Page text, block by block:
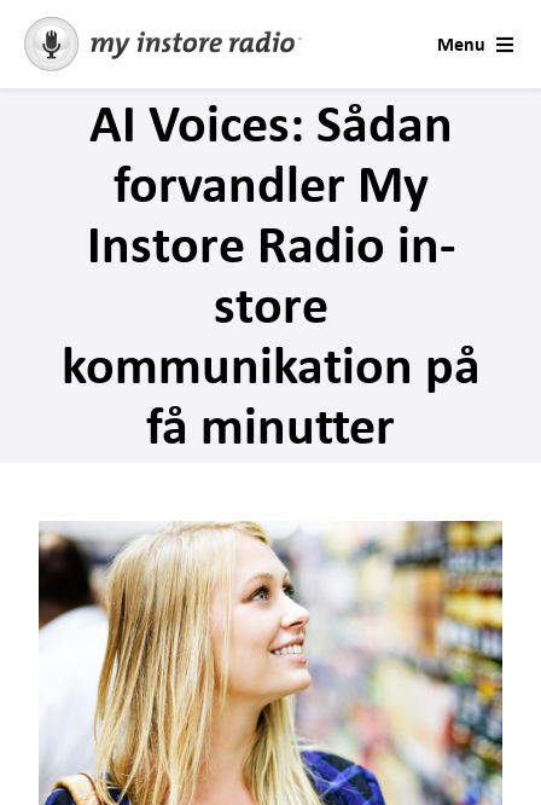
content
Menu
AI Voices
Konsultation
Brancher
Priser
Tilbud
Kontakt
Support
Log ind
AI Voices: Sådan
forvandler My
Instore Radio in-
store
kommunikation på
få minutter